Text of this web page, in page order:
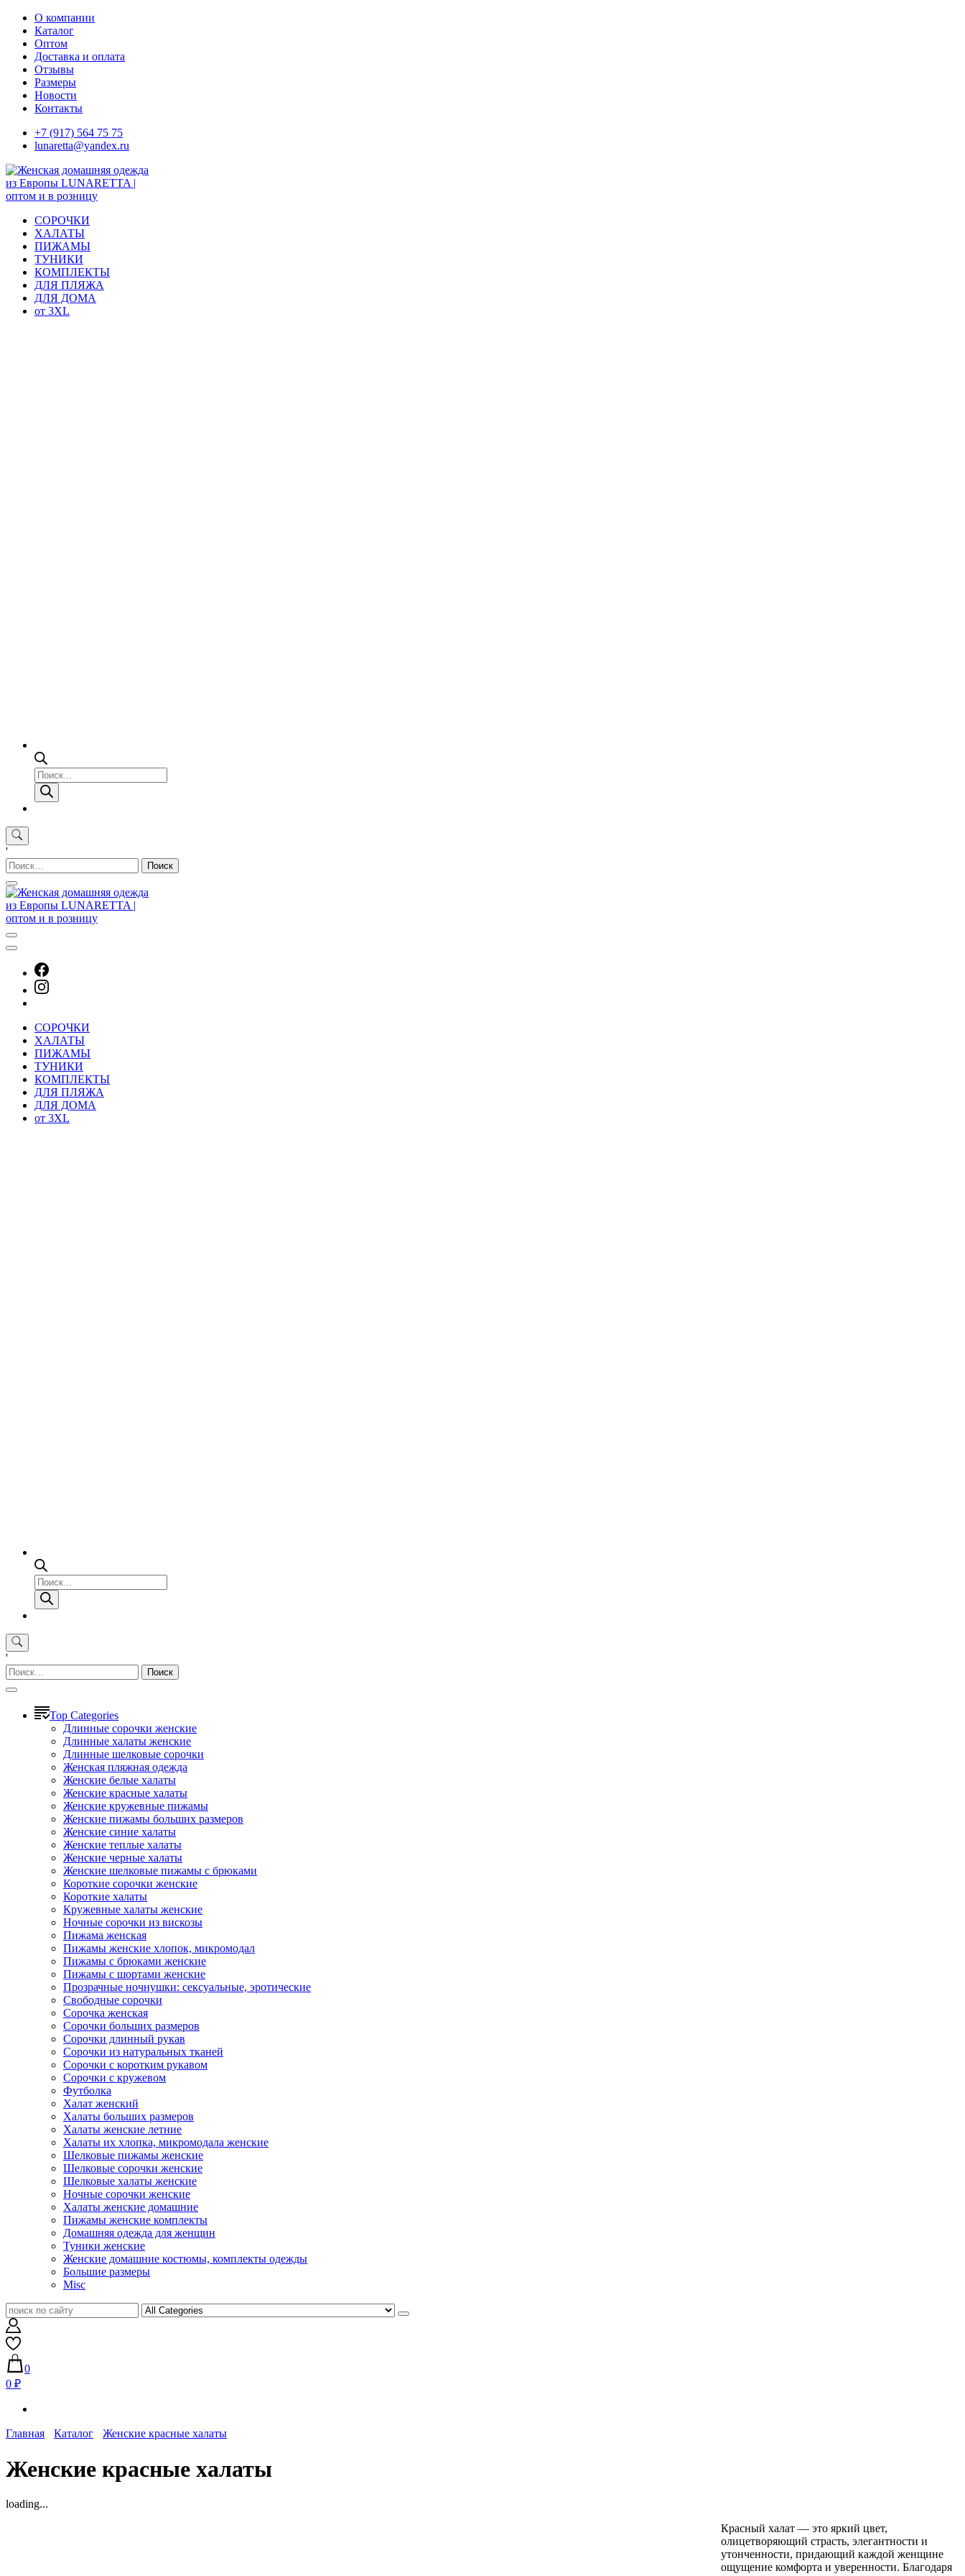
Skip
content
О компании
Каталог
Оптом
Доставка и оплата
Отзывы
Размеры
Новости
Контакты
+7 (917) 564 75 75
lunaretta@yandex.ru
СОРОЧКИ
ХАЛАТЫ
ПИЖАМЫ
ТУНИКИ
КОМПЛЕКТЫ
ДЛЯ ПЛЯЖА
ДЛЯ ДОМА
от 3XL
Поиск
товаров
'
Найти:
СОРОЧКИ
ХАЛАТЫ
ПИЖАМЫ
ТУНИКИ
КОМПЛЕКТЫ
ДЛЯ ПЛЯЖА
ДЛЯ ДОМА
от 3XL
Поиск
товаров
'
Найти:
Top Categories
Длинные сорочки женские
Длинные халаты женские
Длинные шелковые сорочки
Женская пляжная одежда
Женские белые халаты
Женские красные халаты
Женские кружевные пижамы
Женские пижамы больших размеров
Женские синие халаты
Женские теплые халаты
Женские черные халаты
Женские шелковые пижамы с брюками
Короткие сорочки женские
Короткие халаты
Кружевные халаты женские
Ночные сорочки из вискозы
Пижама женская
Пижамы женские хлопок, микромодал
Пижамы с брюками женские
Пижамы с шортами женские
Прозрачные ночнушки: сексуальные, эротические
Свободные сорочки
Сорочка женская
Сорочки больших размеров
Сорочки длинный рукав
Сорочки из натуральных тканей
Сорочки с коротким рукавом
Сорочки с кружевом
Футболка
Халат женский
Халаты больших размеров
Халаты женские летние
Халаты их хлопка, микромодала женские
Шелковые пижамы женские
Шелковые сорочки женские
Шелковые халаты женские
Ночные сорочки женские
Халаты женские домашние
Пижамы женские комплекты
Домашняя одежда для женщин
Туники женские
Женские домашние костюмы, комплекты одежды
Большие размеры
Misc
0
0 ₽
Главная Каталог Женские красные халаты
Женские красные халаты
loading...
Красный халат — это яркий цвет,
олицетворяющий страсть, элегантности и
утонченности, придающий каждой женщине
ощущение комфорта и уверенности. Благодаря